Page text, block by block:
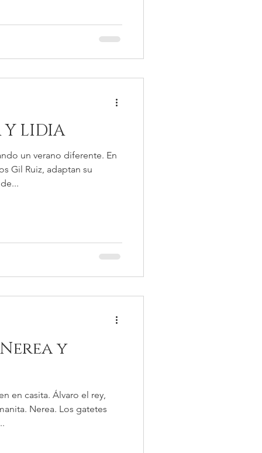
Y LIDIA
un verano diferente. En
Gil Ruiz, adaptan su
y
en casita. Álvaro el rey,
Nerea. Los gatetes